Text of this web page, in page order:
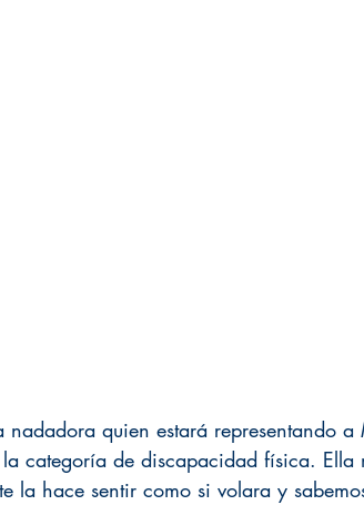
quien estará representando
categoría de discapacidad física. Ella
la hace sentir como si volara y